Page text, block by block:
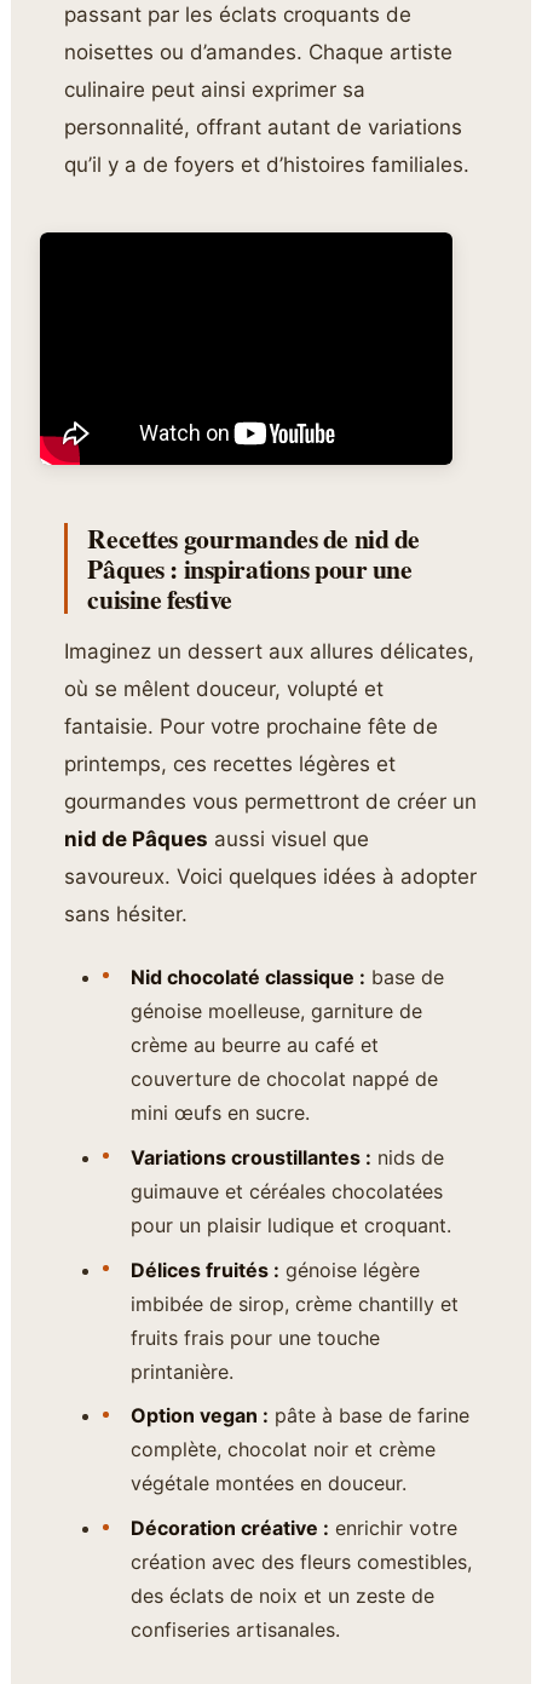
passant par les éclats croquants de
noisettes ou d’amandes. Chaque artiste
culinaire peut ainsi exprimer sa
personnalité, offrant autant de variations
qu’il y a de foyers et d’histoires familiales.
Recettes gourmandes de nid de
Pâques : inspirations pour une
cuisine festive
Imaginez un dessert aux allures délicates,
où se mêlent douceur, volupté et
fantaisie. Pour votre prochaine fête de
printemps, ces recettes légères et
gourmandes vous permettront de créer un
nid de Pâques aussi visuel que
savoureux. Voici quelques idées à adopter
sans hésiter.
Nid chocolaté classique : base de
génoise moelleuse, garniture de
crème au beurre au café et
couverture de chocolat nappé de
mini œufs en sucre.
Variations croustillantes : nids de
guimauve et céréales chocolatées
pour un plaisir ludique et croquant.
Délices fruités : génoise légère
imbibée de sirop, crème chantilly et
fruits frais pour une touche
printanière.
Option vegan : pâte à base de farine
complète, chocolat noir et crème
végétale montées en douceur.
Décoration créative : enrichir votre
création avec des fleurs comestibles,
des éclats de noix et un zeste de
confiseries artisanales.